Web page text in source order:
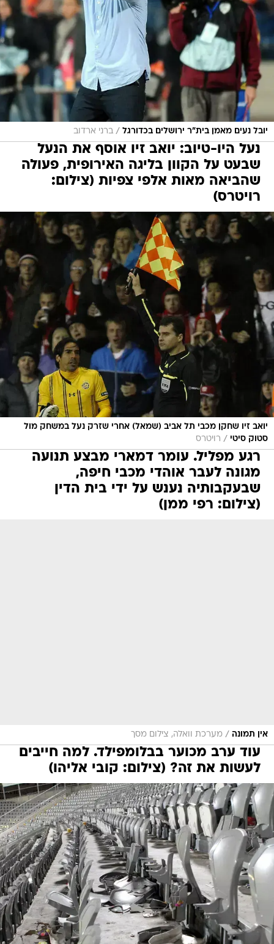
יובל נעים מאמן בית"ר ירושלים בכדורגל / ברני ארדוב
נעל היו-טיוב: יואב זיו אוסף את הנעל
שבעט על הקוון בליגה האירופית, פעולה
שהביאה מאות אלפי צפיות (צילום:
רויטרס)
יואב זיו שחקן מכבי תל אביב (שמאל) אחרי שזרק נעל במשחק מול
סטוק סיטי / רויטרס
רגע מפליל. עומר דמארי מבצע תנועה
מגונה לעבר אוהדי מכבי חיפה,
שבעקבותיה נענש על ידי בית הדין
(צילום: רפי ממן)
אין תמונה / מערכת וואלה, צילום מסך
עוד ערב מכוער בבלומפילד. למה חייבים
לעשות את זה? (צילום: קובי אליהו)